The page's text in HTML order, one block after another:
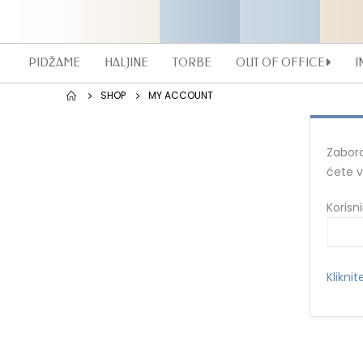
PIDŽAME HALJINE TORBE OUT OF OFFICE
SHOP MY ACCOUNT
ćete